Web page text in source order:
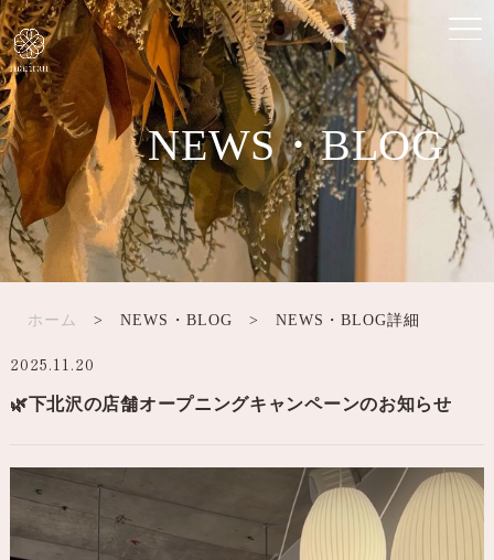
NEWS・BLOG
ホーム > NEWS・BLOG > NEWS・BLOG詳細
2025.11.20
🌿下北沢の店舗オープニングキャンペーンのお知らせ